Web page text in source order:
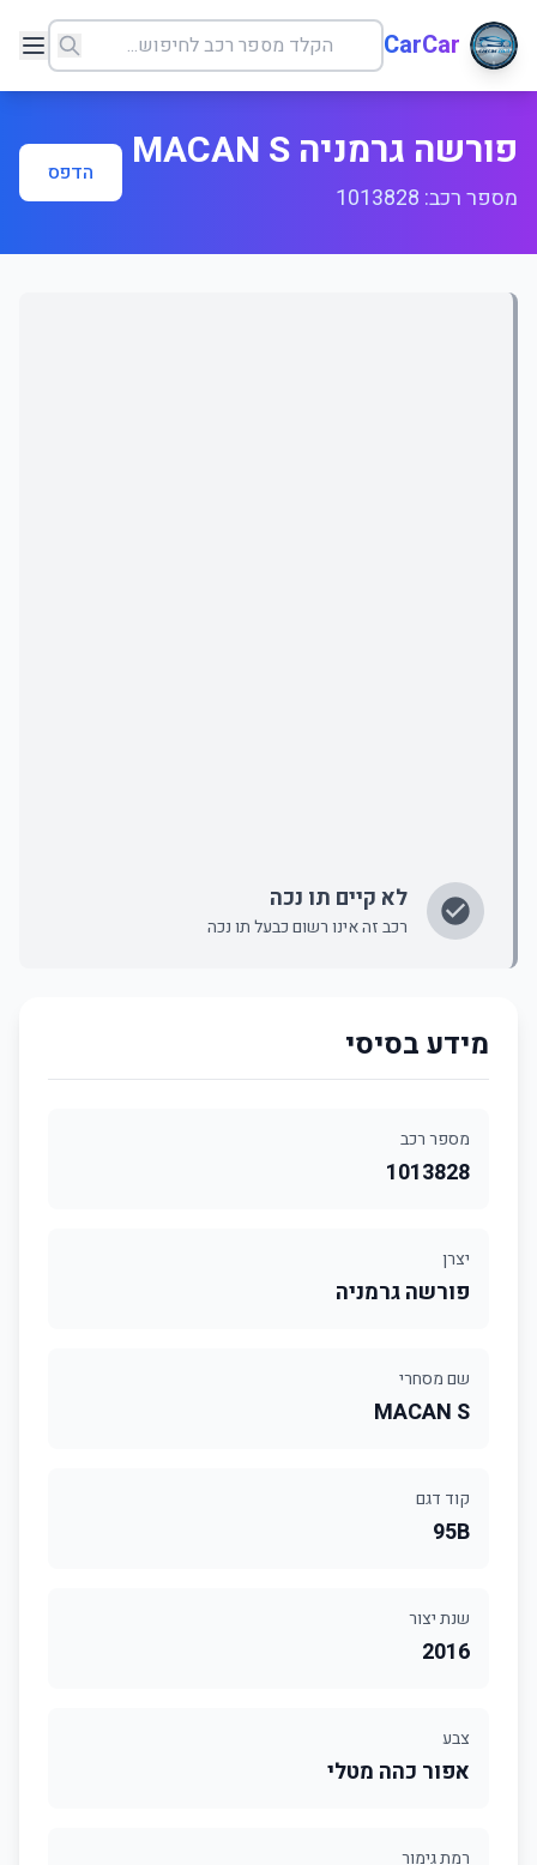
CarCar
פורשה גרמניה MACAN S
מספר רכב: 1013828
הדפס
לא קיים תו נכה
רכב זה אינו רשום כבעל תו נכה
מידע בסיסי
מספר רכב
1013828
יצרן
פורשה גרמניה
שם מסחרי
MACAN S
קוד דגם
95B
שנת יצור
2016
צבע
אפור כהה מטלי
רמת גימור